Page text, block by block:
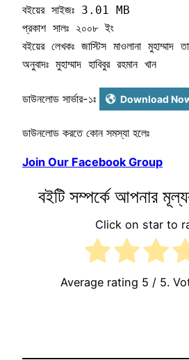
বইয়ের সাইজঃ 3.01 MB
প্রকাশ সালঃ ২০০৮ ইং
বইয়ের লেখকঃ জাস্টিস
অনুবাদঃ মুহাম্মাদ হাবিবুর রহমান খান
ডাউনলোড সার্ভার-১ঃ Download
ডাউনলোড করতে কোন সমস্যা হলেঃ
Join Our Facebook Group
বইটি সম্পর্কে আপনার
Click on star to
Average rating 5 / 5.